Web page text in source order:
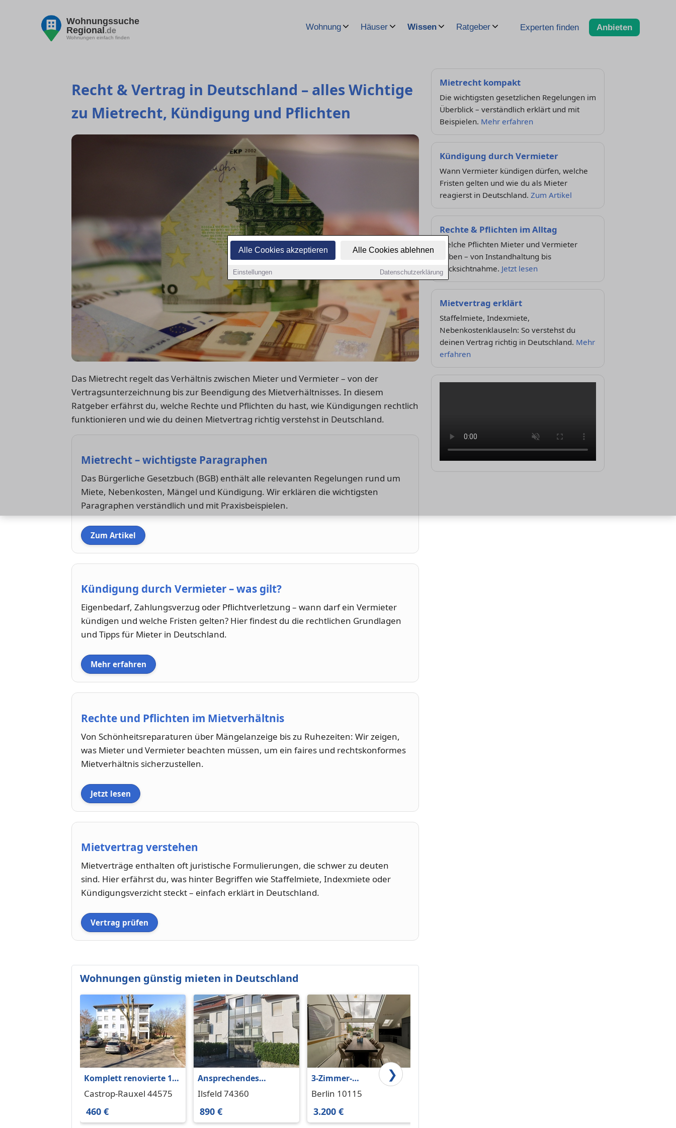
Alle Cookies akzeptieren Alle Cookies ablehnen
Einstellungen Datenschutzerklärung
Wohnungssuche
Regional.de
Wohnungen einfach finden
Wohnung Häuser Wissen Ratgeber Experten finden Anbieten
Recht & Vertrag in Deutschland – alles Wichtige
zu Mietrecht, Kündigung und Pflichten
Das Mietrecht regelt das Verhältnis zwischen Mieter und Vermieter – von der
Vertragsunterzeichnung bis zur Beendigung des Mietverhältnisses. In diesem
Ratgeber erfährst du, welche Rechte und Pflichten du hast, wie Kündigungen rechtlich
funktionieren und wie du deinen Mietvertrag richtig verstehst in Deutschland.
Mietrecht – wichtigste Paragraphen
Das Bürgerliche Gesetzbuch (BGB) enthält alle relevanten Regelungen rund um
Miete, Nebenkosten, Mängel und Kündigung. Wir erklären die wichtigsten
Paragraphen verständlich und mit Praxisbeispielen.
Zum Artikel
Kündigung durch Vermieter – was gilt?
Eigenbedarf, Zahlungsverzug oder Pflichtverletzung – wann darf ein Vermieter
kündigen und welche Fristen gelten? Hier findest du die rechtlichen Grundlagen
und Tipps für Mieter in Deutschland.
Mehr erfahren
Rechte und Pflichten im Mietverhältnis
Von Schönheitsreparaturen über Mängelanzeige bis zu Ruhezeiten: Wir zeigen,
was Mieter und Vermieter beachten müssen, um ein faires und rechtskonformes
Mietverhältnis sicherzustellen.
Jetzt lesen
Mietvertrag verstehen
Mietverträge enthalten oft juristische Formulierungen, die schwer zu deuten
sind. Hier erfährst du, was hinter Begriffen wie Staffelmiete, Indexmiete oder
Kündigungsverzicht steckt – einfach erklärt in Deutschland.
Vertrag prüfen
Wohnungen günstig mieten in Deutschland
Komplett renovierte 1-
Zimmer-Wohnung
Castrop-Rauxel 44575
460 €
Ansprechendes
Appartement in
Ilsfeld 74360
890 €
3-Zimmer-
Penthousewohnung in
Berlin 10115
3.200 €
❯
Mietrecht kompakt
Die wichtigsten gesetzlichen Regelungen im
Überblick – verständlich erklärt und mit
Beispielen. Mehr erfahren
Kündigung durch Vermieter
Wann Vermieter kündigen dürfen, welche
Fristen gelten und wie du als Mieter
reagierst in Deutschland. Zum Artikel
Rechte & Pflichten im Alltag
Welche Pflichten Mieter und Vermieter
haben – von Instandhaltung bis
Rücksichtnahme. Jetzt lesen
Mietvertrag erklärt
Staffelmiete, Indexmiete,
Nebenkostenklauseln: So verstehst du
deinen Vertrag richtig in Deutschland. Mehr
erfahren